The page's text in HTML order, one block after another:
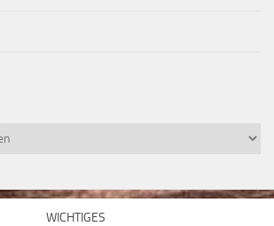
WICHTIGES